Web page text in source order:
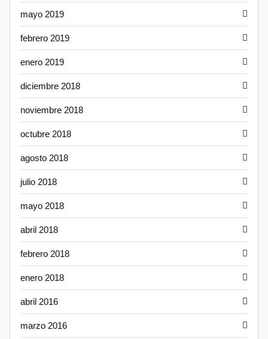
mayo 2019
febrero 2019
enero 2019
diciembre 2018
noviembre 2018
octubre 2018
agosto 2018
julio 2018
mayo 2018
abril 2018
febrero 2018
enero 2018
abril 2016
marzo 2016